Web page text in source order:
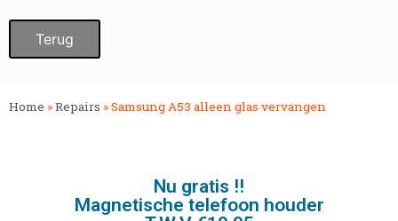
Terug
Home »Repairs »Samsung A53 alleen glas vervangen
Nu gratis !!
Magnetische telefoon houder